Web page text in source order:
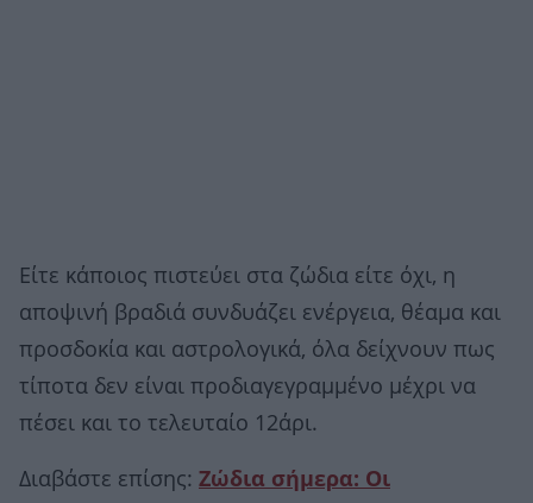
Είτε κάποιος πιστεύει στα ζώδια είτε όχι, η
αποψινή βραδιά συνδυάζει ενέργεια, θέαμα και
προσδοκία και αστρολογικά, όλα δείχνουν πως
τίποτα δεν είναι προδιαγεγραμμένο μέχρι να
πέσει και το τελευταίο 12άρι.
Διαβάστε επίσης: Ζώδια σήμερα: Οι